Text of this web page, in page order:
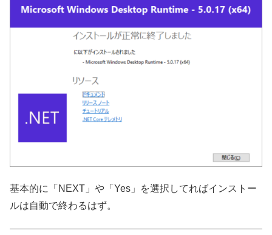
基本的に「NEXT」や「Yes」を選択してればインストー
ルは自動で終わるはず。